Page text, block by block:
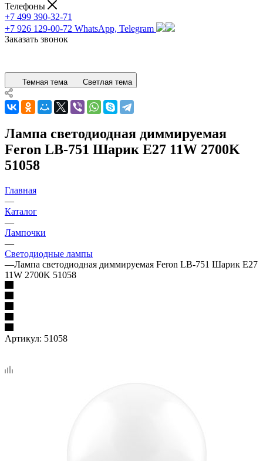
Телефоны
+7 499 390-32-71
+7 926 129-00-72 WhatsApp, Telegram
Заказать звонок
Темная тема Светлая тема
Лампа светодиодная диммируемая
Feron LB-751 Шарик E27 11W 2700K
51058
Главная
—
Каталог
—
Лампочки
—
Светодиодные лампы
—Лампа светодиодная диммируемая Feron LB-751 Шарик E27
11W 2700K 51058
Артикул: 51058